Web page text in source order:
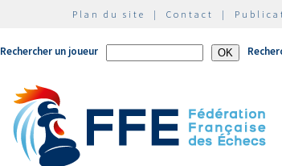
Plan du site | Contact |
Rechercher un joueur